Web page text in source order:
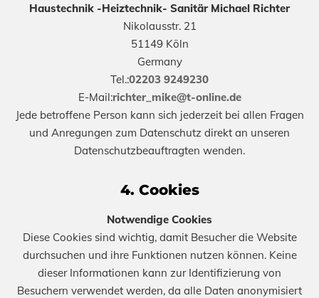
Haustechnik -Heiztechnik- Sanitär Michael Richter
Nikolausstr. 21
51149 Köln
Germany
Tel.:02203 9249230
E-Mail:richter_mike@t-online.de
Jede betroffene Person kann sich jederzeit bei allen Fragen
und Anregungen zum Datenschutz direkt an unseren
Datenschutzbeauftragten wenden.
4. Cookies
Notwendige Cookies
Diese Cookies sind wichtig, damit Besucher die Website
durchsuchen und ihre Funktionen nutzen können. Keine
dieser Informationen kann zur Identifizierung von
Besuchern verwendet werden, da alle Daten anonymisiert